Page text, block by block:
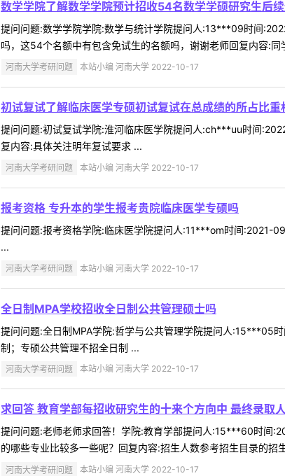
数学学院了解数学学院预计招收54名数学学硕研究生后
提问问题:数学学院学院:数学与统计学院提问人:13***09时间
吗，这54个名额中有包含免试生的名额吗，谢谢老师回复内容:
河南大学考研问题 本站小编 河南大学 2022-10-17
初试复试了解临床医学专硕初试复试在总成绩的所占比重
提问问题:初试复试学院:淮河临床医学院提问人:ch***uu时间
复内容:具体关注明年复试要求 ...
河南大学考研问题 本站小编 河南大学 2022-10-17
报考资格 专升本的学生报考贵院临床医学专硕吗
提问问题:报考资格学院:临床医学院提问人:11***om时间:2021-
...
河南大学考研问题 本站小编 河南大学 2022-10-17
全日制MPA学校招收全日制公共管理硕士吗
提问问题:全日制MPA学院:哲学与公共管理学院提问人:15***05
制；专硕公共管理不招全日制 ...
河南大学考研问题 本站小编 河南大学 2022-10-17
求回答 教育学部每招收研究生的十来个方向中 最终录取
提问问题:老师老师求回答！学院:教育学部提问人:15***60时间
的哪些专业比较多一些呢？回复内容:招生人数参考招生目录的
河南大学考研问题 本站小编 河南大学 2022-10-17